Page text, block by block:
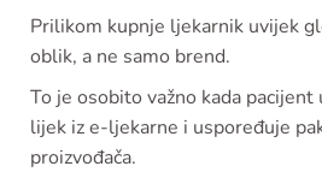
Prilikom kupnje ljekarnik uvijek
oblik, a ne samo brend.
To je osobito važno kada
lijek iz e-ljekarne i uspoređuje
proizvođača.